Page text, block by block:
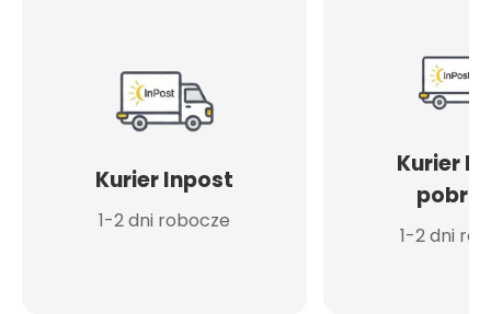
Kurier Inpost
1-2 dni robocze
Kurier
1-2 dni